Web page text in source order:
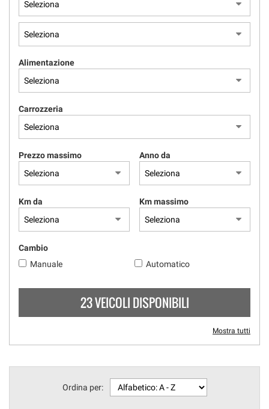
Alimentazione
Carrozzeria
Prezzo massimo Anno da
Km da Km massimo
Cambio
Manuale
Automatico
23 VEICOLI DISPONIBILI
Mostra tutti
Ordina per: